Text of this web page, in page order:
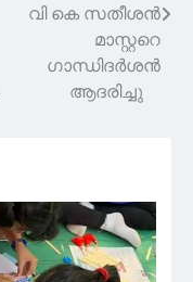
വി കെ സതീശൻ
മാസ്റ്ററെ
ഗാന്ധിദർശൻ
ആദരിച്ചു